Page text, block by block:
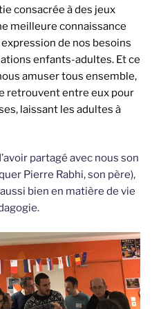
consacrée à des jeux
meilleure connaissance
de nos besoins
enfants-adultes. Et ce
amuser tous ensemble,
retrouvent entre eux pour
laissant les adultes à
partagé avec nous son
Pierre Rabhi, son père),
bien en matière de vie